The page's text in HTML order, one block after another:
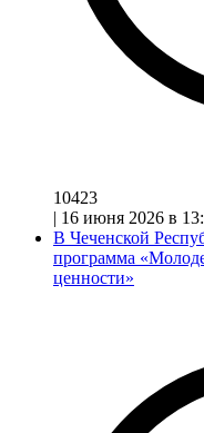
10423
| 16 июня 2026 в
В Чеченской
программа
ценности»